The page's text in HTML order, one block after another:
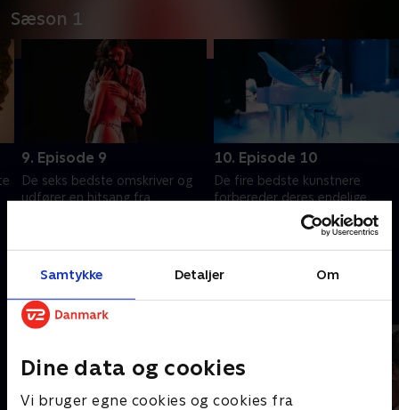
Samtykke Detaljer Om
Dine data og cookies
Vi bruger egne cookies og cookies fra
Sæson 1
9. Episode 9
De seks bedste omskriver og
udfører en hitsang fra
10. Episode 10
De fire bedste kunstnere
forbereder deres endelige
optrædener for at vinde titlen
28. august 2023 • 98 min
Andre så også